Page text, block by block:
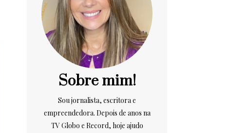
Sobre mim!
Sou jornalista, escritora e
empreendedora. Depois de anos na
TV Globo e Record, hoje ajudo